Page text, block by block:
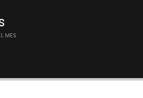
MES